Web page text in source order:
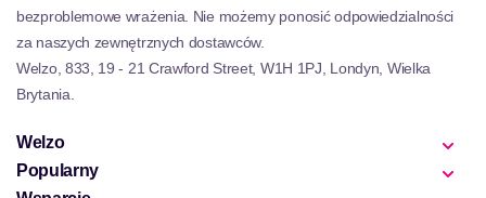
czy profesjonalnym artystą, nasza kolekcja wosku
brwi jest obowiązkowym dodatkiem do twojej rutyny
urody. Poznaj idealne połączenie jakości, wydajności
i stylu z naszą kolekcją wosku brwi i osiągnij brwi
swoich marzeń.
bezproblemowe wrażenia. Nie możemy ponosić odpowiedzialności
za naszych zewnętrznych dostawców.
Welzo, 833, 19 - 21 Crawford Street, W1H 1PJ, Londyn, Wielka
Brytania.
Welzo
Popularny